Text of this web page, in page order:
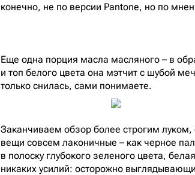
конечно, не по версии Pantone, но по
Еще одна порция масла масляного – в
и топ белого цвета она мэтчит с шубой
только снилась, сами понимаете.
Заканчиваем обзор более строгим
вещи совсем лаконичные – как черное
в полоску глубокого зеленого цвета,
никаких усилий: осторожно